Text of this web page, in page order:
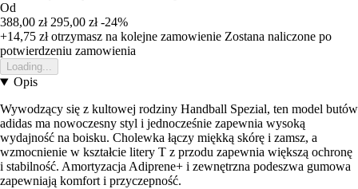
Od
388,00 zł 295,00 zł -24%
+14,75 złotrzymasz na kolejne zamowienie Zostana naliczone po
potwierdzeniu zamowienia
Loading...
Opis
Wywodzący się z kultowej rodziny Handball Spezial, ten model butów
adidas ma nowoczesny styl i jednocześnie zapewnia wysoką
wydajność na boisku. Cholewka łączy miękką skórę i zamsz, a
wzmocnienie w kształcie litery T z przodu zapewnia większą ochronę
i stabilność. Amortyzacja Adiprene+ i zewnętrzna podeszwa gumowa
zapewniają komfort i przyczepność.